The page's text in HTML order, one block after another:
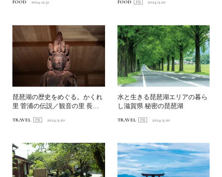
FOOD 2024.12.31 FOOD 2024.9.20
琵琶湖の歴史をめぐる。かくれ
里 菅浦の伝説／観音の里 長浜
TRAVEL 2024.9.20
水と生きる琵琶湖エリアの暮ら
し滋賀県 秘密の琵琶湖
TRAVEL 2024.9.20